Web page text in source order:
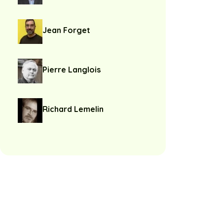
Jean Forget
Pierre Langlois
Richard Lemelin